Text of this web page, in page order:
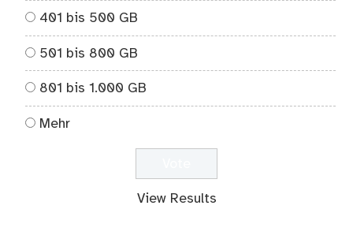
401 bis 500 GB
501 bis 800 GB
801 bis 1.000 GB
Mehr
View Results